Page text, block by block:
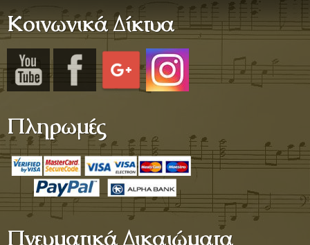
Κοινωνικά Δίκτυα
Πληρωμές
Πνευματικά Δικαιώματα